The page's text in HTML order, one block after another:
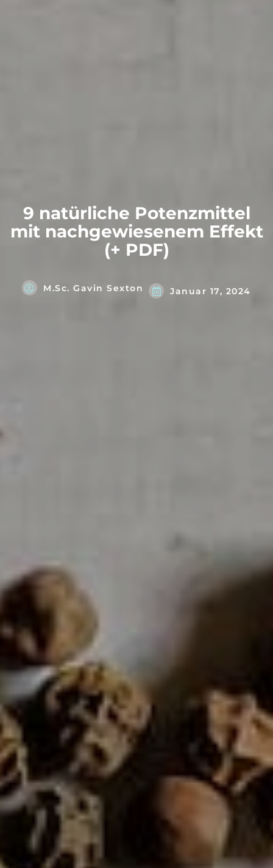
9 natürliche Potenzmittel
mit nachgewiesenem Effekt
(+ PDF)
M.Sc. Gavin Sexton Januar 17, 2024